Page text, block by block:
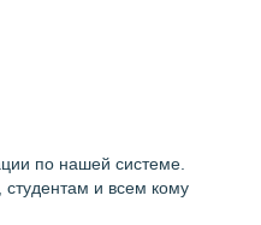
по нашей системе.
и всем кому